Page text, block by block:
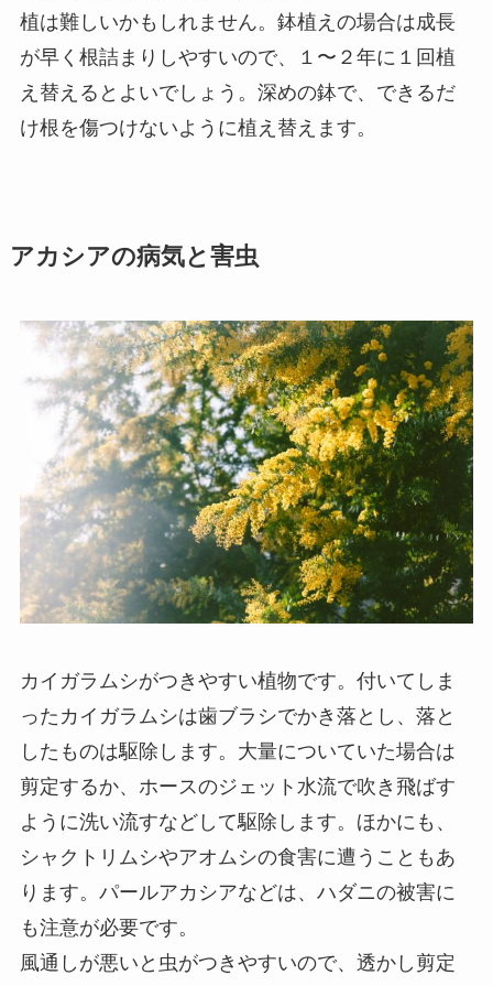
植は難しいかもしれません。鉢植えの場合は成長
が早く根詰まりしやすいので、１〜２年に１回植
え替えるとよいでしょう。深めの鉢で、できるだ
け根を傷つけないように植え替えます。
アカシアの病気と害虫
カイガラムシがつきやすい植物です。付いてしま
ったカイガラムシは歯ブラシでかき落とし、落と
したものは駆除します。大量についていた場合は
剪定するか、ホースのジェット水流で吹き飛ばす
ように洗い流すなどして駆除します。ほかにも、
シャクトリムシやアオムシの食害に遭うこともあ
ります。パールアカシアなどは、ハダニの被害に
も注意が必要です。
風通しが悪いと虫がつきやすいので、透かし剪定